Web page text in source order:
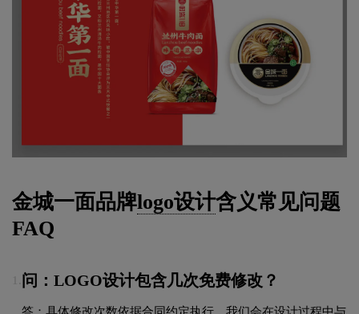
金城一面品牌logo设计含义常见问题
FAQ
问：LOGO设计包含几次免费修改？
答：具体修改次数依据合同约定执行，我们会在设计过程中与